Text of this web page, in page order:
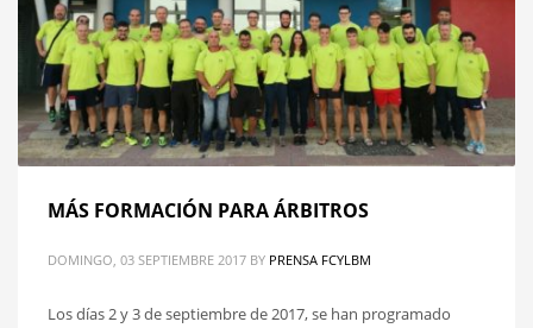
MÁS FORMACIÓN PARA ÁRBITROS
DOMINGO, 03 SEPTIEMBRE 2017 BY PRENSA FCYLBM
Los días 2 y 3 de septiembre de 2017, se han programado